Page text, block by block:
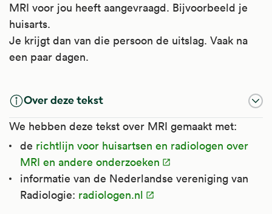
MRI voor jou heeft aangevraagd. Bijvoorbeeld je
huisarts.
Je krijgt dan van die persoon de uitslag. Vaak na
een paar dagen.
Over deze tekst
We hebben deze tekst over MRI gemaakt met:
de richtlijn voor huisartsen en radiologen over
MRI en andere onderzoeken
informatie van de Nederlandse vereniging van
Radiologie: radiologen.nl